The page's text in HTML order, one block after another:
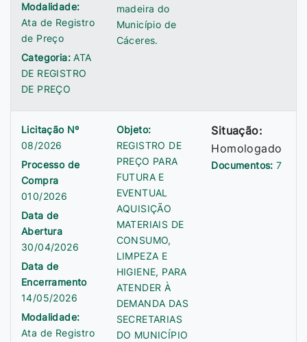
Modalidade:
Ata de Registro
de Preço
Categoria:ATA
DE REGISTRO
DE PREÇO
madeira do
Município de
Cáceres.
Licitação Nº
08/2026
Processo de
Compra
010/2026
Data de
Abertura
30/04/2026
Data de
Encerramento
14/05/2026
Modalidade:
Ata de Registro
Objeto:
REGISTRO DE
PREÇO PARA
FUTURA E
EVENTUAL
AQUISIÇÃO
MATERIAIS DE
CONSUMO,
LIMPEZA E
HIGIENE, PARA
ATENDER À
DEMANDA DAS
SECRETARIAS
DO MUNICÍPIO
Situação:
Homologado
Documentos:7